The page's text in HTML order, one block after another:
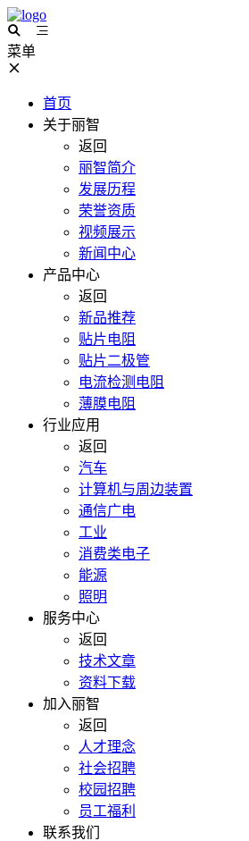
菜单
首页
关于丽智
返回
丽智简介
发展历程
荣誉资质
视频展示
新闻中心
产品中心
返回
新品推荐
贴片电阻
贴片二极管
电流检测电阻
薄膜电阻
行业应用
返回
汽车
计算机与周边装置
通信广电
工业
消费类电子
能源
照明
服务中心
返回
技术文章
资料下载
加入丽智
返回
人才理念
社会招聘
校园招聘
员工福利
联系我们